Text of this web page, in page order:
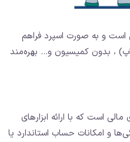
است و به صورت اسپرد فراهم
، بدون کمیسیون و… بهره‌مند
است که با ارائه ابزارهای
و امکانات حساب استاندارد یا